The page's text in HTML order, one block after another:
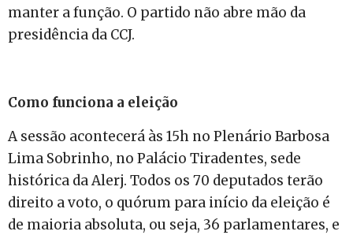
manter a função. O partido não abre mão da
presidência da CCJ.
Como funciona a eleição
A sessão acontecerá às 15h no Plenário Barbosa
Lima Sobrinho, no Palácio Tiradentes, sede
histórica da Alerj. Todos os 70 deputados terão
direito a voto, o quórum para início da eleição é
de maioria absoluta, ou seja, 36 parlamentares, e